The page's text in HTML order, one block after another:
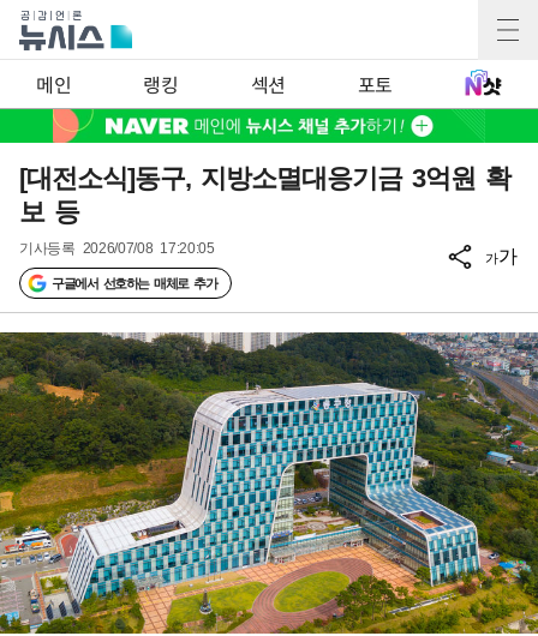
메인 랭킹 섹션 포토
[대전소식]동구, 지방소멸대응기금 3억원 확
보 등
기사등록 2026/07/08 17:20:05
구글에서 선호하는 매체로 추가
가가